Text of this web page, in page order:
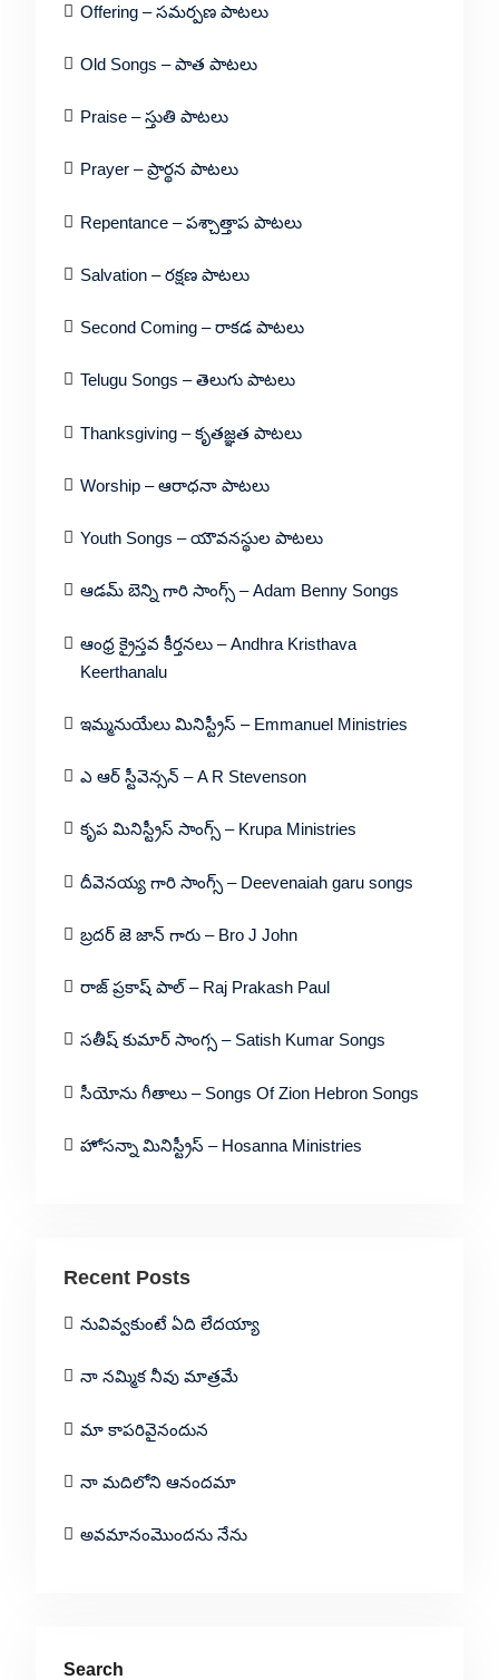
Offering – సమర్పణ పాటలు
Old Songs – పాత పాటలు
Praise – స్తుతి పాటలు
Prayer – ప్రార్థన పాటలు
Repentance – పశ్చాత్తాప పాటలు
Salvation – రక్షణ పాటలు
Second Coming – రాకడ పాటలు
Telugu Songs – తెలుగు పాటలు
Thanksgiving – కృతజ్ఞత పాటలు
Worship – ఆరాధనా పాటలు
Youth Songs – యౌవనస్థుల పాటలు
ఆడమ్ బెన్ని గారి సాంగ్స్ – Adam Benny Songs
ఆంధ్ర క్రైస్తవ కీర్తనలు – Andhra Kristhava
Keerthanalu
ఇమ్మనుయేలు మినిస్ట్రీస్ – Emmanuel Ministries
ఎ ఆర్ స్టీవెన్సన్ – A R Stevenson
కృప మినిస్ట్రీస్ సాంగ్స్ – Krupa Ministries
దీవెనయ్య గారి సాంగ్స్ – Deevenaiah garu songs
బ్రదర్ జె జాన్ గారు – Bro J John
రాజ్ ప్రకాష్ పాల్ – Raj Prakash Paul
సతీష్ కుమార్ సాంగ్స – Satish Kumar Songs
సీయోను గీతాలు – Songs Of Zion Hebron Songs
హోసన్నా మినిస్ట్రీస్ – Hosanna Ministries
Recent Posts
నువివ్వకుంటే ఏది లేదయ్యా
నా నమ్మిక నీవు మాత్రమే
మా కాపరివైనందున
నా మదిలోని ఆనందమా
అవమానంమొందను నేను
Search